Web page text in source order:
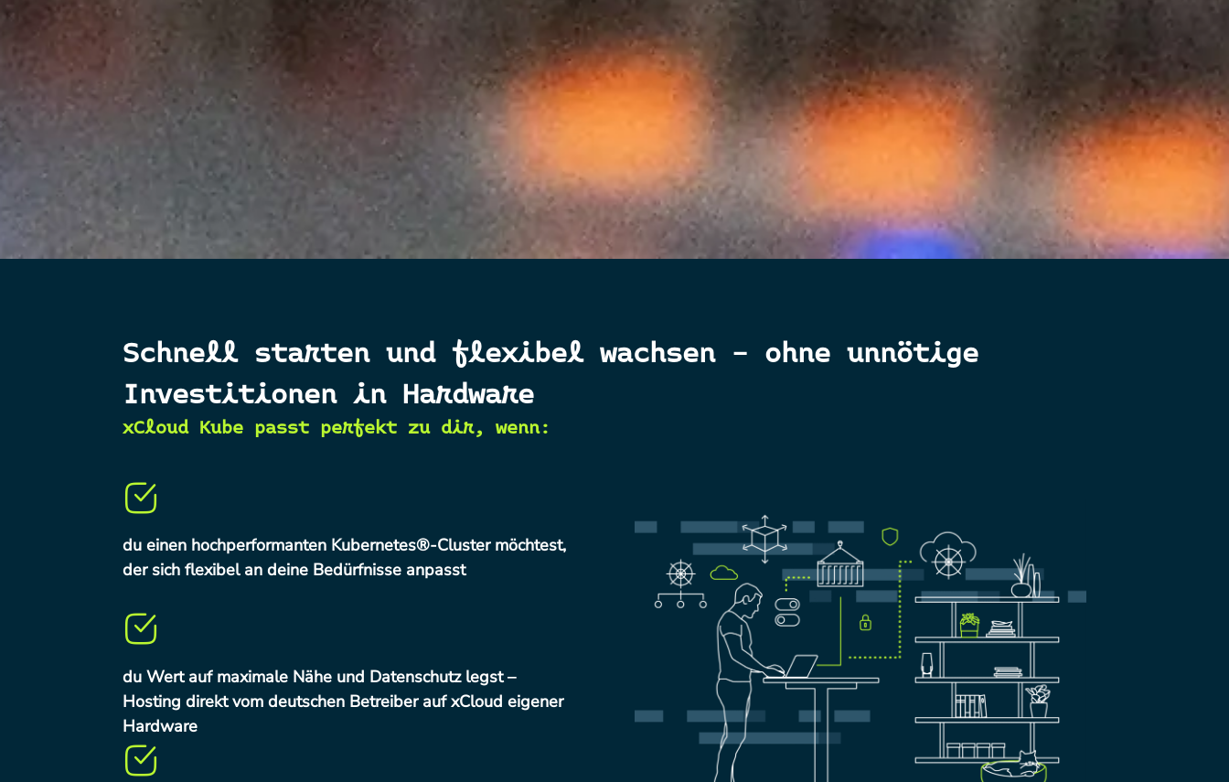
Schnell starten und flexibel wachsen – ohne unnötige
Investitionen in Hardware
xCloud Kube passt perfekt zu dir, wenn:
du einen hochperformanten Kubernetes®-Cluster möchtest,
der sich flexibel an deine Bedürfnisse anpasst
du Wert auf maximale Nähe und Datenschutz legst –
Hosting direkt vom deutschen Betreiber auf xCloud eigener
Hardware